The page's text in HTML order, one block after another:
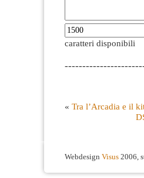
caratteri disponibili
« Tra l’Arcadia e il
Webdesign Visus 2006,